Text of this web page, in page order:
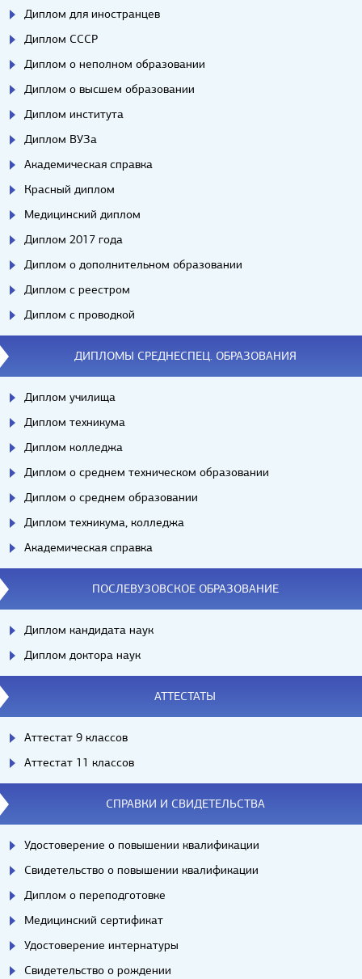
Диплом для иностранцев
Диплом СССР
Диплом о неполном образовании
Диплом о высшем образовании
Диплом института
Диплом ВУЗа
Академическая справка
Красный диплом
Медицинский диплом
Диплом 2017 года
Диплом о дополнительном образовании
Диплом с реестром
Диплом с проводкой
ДИПЛОМЫ СРЕДНЕСПЕЦ. ОБРАЗОВАНИЯ
Диплом училища
Диплом техникума
Диплом колледжа
Диплом о среднем техническом образовании
Диплом о среднем образовании
Диплом техникума, колледжа
Академическая справка
ПОСЛЕВУЗОВСКОЕ ОБРАЗОВАНИЕ
Диплом кандидата наук
Диплом доктора наук
АТТЕСТАТЫ
Аттестат 9 классов
Аттестат 11 классов
СПРАВКИ И СВИДЕТЕЛЬСТВА
Удостоверение о повышении квалификации
Свидетельство о повышении квалификации
Диплом о переподготовке
Медицинский сертификат
Удостоверение интернатуры
Свидетельство о рождении